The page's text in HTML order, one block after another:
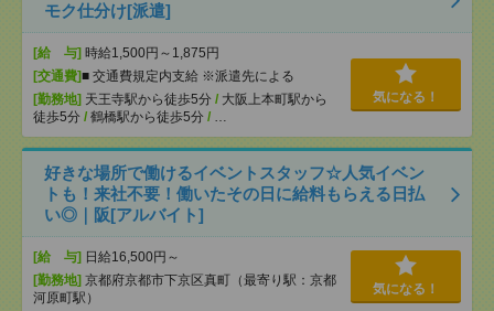
モク仕分け[派遣]
[給 与] 時給1,500円～1,875円
[交通費]■ 交通費規定内支給 ※派遣先による
[勤務地] 天王寺駅から徒歩5分 / 大阪上本町駅から
徒歩5分 / 鶴橋駅から徒歩5分 / …
気になる！
好きな場所で働けるイベントスタッフ☆人気イベン
トも！来社不要！働いたその日に給料もらえる日払
い◎｜阪[アルバイト]
[給 与] 日給16,500円～
[勤務地] 京都府京都市下京区真町（最寄り駅：京都
河原町駅）
気になる！